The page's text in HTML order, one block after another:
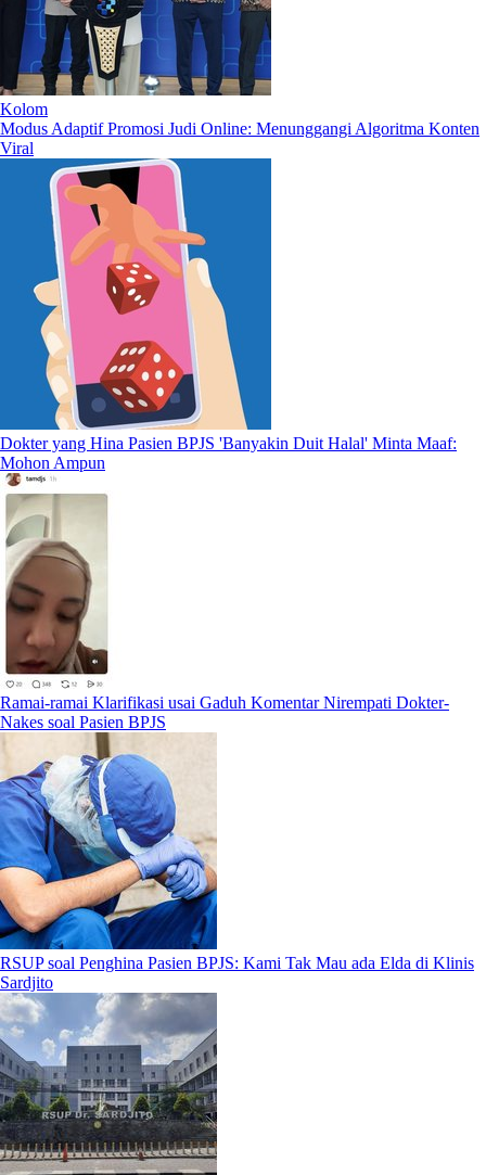
Kolom
Modus Adaptif Promosi Judi Online: Menunggangi Algoritma Konten
Viral
Dokter yang Hina Pasien BPJS 'Banyakin Duit Halal' Minta Maaf:
Mohon Ampun
Ramai-ramai Klarifikasi usai Gaduh Komentar Nirempati Dokter-
Nakes soal Pasien BPJS
RSUP soal Penghina Pasien BPJS: Kami Tak Mau ada Elda di Klinis
Sardjito